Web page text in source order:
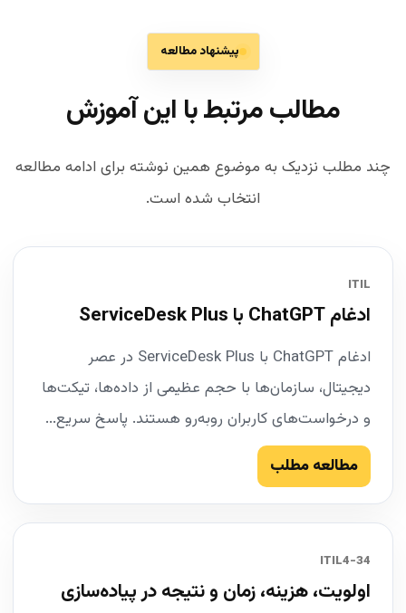
پیشنهاد مطالعه
مطالب مرتبط با این آموزش
چند مطلب نزدیک به موضوع همین نوشته برای ادامه مطالعه
انتخاب شده است.
ITIL
ادغام ChatGPT با ServiceDesk Plus
ادغام ChatGPT با ServiceDesk Plus در عصر
دیجیتال، سازمان‌ها با حجم عظیمی از داده‌ها، تیکت‌ها
و درخواست‌های کاربران روبه‌رو هستند. پاسخ سریع...
مطالعه مطلب
34-ITIL4
اولویت، هزینه، زمان و نتیجه در پیاده‌سازی